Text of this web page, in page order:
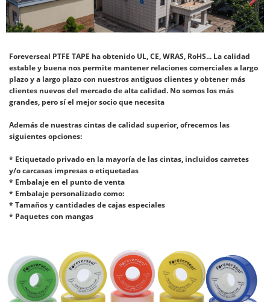
Foreverseal PTFE TAPE ha obtenido UL, CE, WRAS, RoHS... La calidad
estable y buena nos permite mantener relaciones comerciales a largo
plazo y a largo plazo con nuestros antiguos clientes y obtener más
clientes nuevos del mercado de alta calidad. No somos los más
grandes, pero sí el mejor socio que necesita
Además de nuestras cintas de calidad superior, ofrecemos las
siguientes opciones:
* Etiquetado privado en la mayoría de las cintas, incluidos carretes
y/o carcasas impresas o etiquetadas
* Embalaje en el punto de venta
* Embalaje personalizado como:
* Tamaños y cantidades de cajas especiales
* Paquetes con mangas